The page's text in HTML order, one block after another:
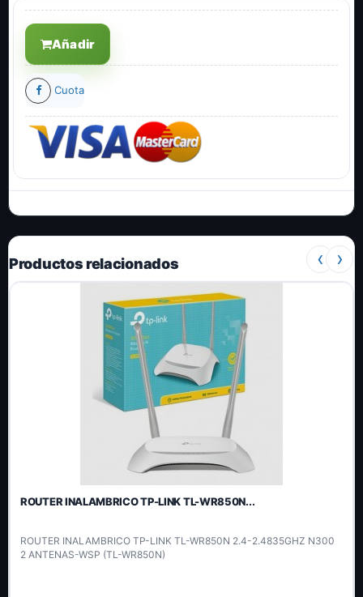
Añadir
Cuota
Productos relacionados ‹ ›
ROUTER INALAMBRICO TP-LINK TL-WR850N...
ROUTER INALAMBRICO TP-LINK TL-WR850N 2.4-2.4835GHZ N300
2 ANTENAS-WSP (TL-WR850N)